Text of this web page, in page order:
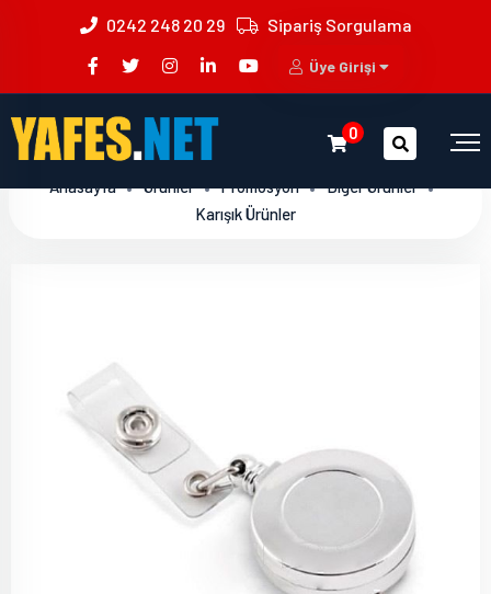
0242 248 20 29 Sipariş Sorgulama
Üye Girişi
0
Anasayfa Ürünler Promosyon
Diğer Ürünler
Karışık Ürünler